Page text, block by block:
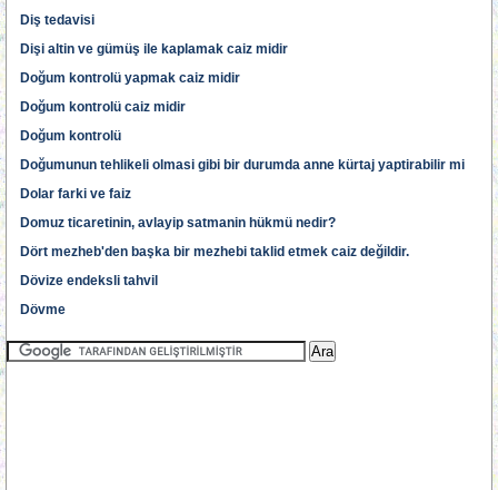
Diş tedavisi
Dişi altin ve gümüş ile kaplamak caiz midir
Doğum kontrolü yapmak caiz midir
Doğum kontrolü caiz midir
Doğum kontrolü
Doğumunun tehlikeli olmasi gibi bir durumda anne kürtaj yaptirabilir mi
Dolar farki ve faiz
Domuz ticaretinin, avlayip satmanin hükmü nedir?
Dört mezheb'den başka bir mezhebi taklid etmek caiz değildir.
Dövize endeksli tahvil
Dövme